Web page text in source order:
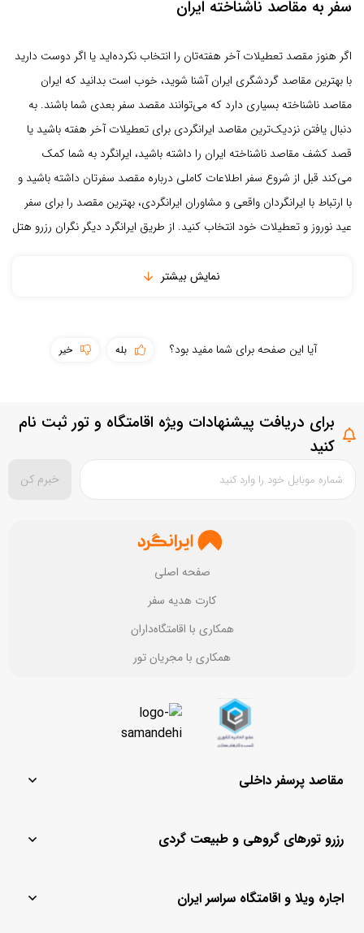
سهولت دسترسی
پوشش اینترنت
حمل و نقل عمومی
سطح امکانات
تمیزی مقصد
سفر به مقاصد ناشناخته ایران
اگر هنوز مقصد تعطیلات آخر هفته‌تان را انتخاب نکرده‌اید یا اگر دوست دارید
با بهترین مقاصد گردشگری ایران آشنا شوید، خوب است بدانید که ایران
مقاصد ناشناخته بسیاری دارد که می‌توانند مقصد سفر بعدی شما باشند. به
دنبال یافتن نزدیک‌ترین مقاصد ایرانگردی برای تعطیلات آخر هفته باشید یا
قصد کشف مقاصد ناشناخته ایران را داشته باشید، ایرانگرد به شما کمک
می‌کند قبل از شروع سفر اطلاعات کاملی درباره مقصد سفرتان داشته باشید و
با ارتباط با ایرانگردان واقعی و مشاوران ایرانگردی، بهترین مقصد را برای سفر
عید نوروز و تعطیلات خود انتخاب کنید. از طریق ایرانگرد دیگر نگران رزرو هتل
نمایش بیشتر
آیا این صفحه برای شما مفید بود؟ بله خیر
برای دریافت پیشنهادات ویژه اقامتگاه و تور ثبت نام
کنید
خبرم کن
همکاری با مجریان تور
همکاری با اقامتگاه‌داران
کارت هدیه سفر
صفحه اصلی
مقاصد پرسفر داخلی
تهران
ماسال
کیش
رزرو تورهای گروهی و طبیعت گردی
تور لحظه آخری
تور کیش از مشهداجاره ویلا و اقامتگاه سراسر ایران